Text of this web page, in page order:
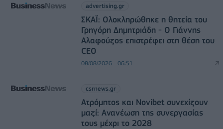
advertising.gr
ΣΚΑΪ: Ολοκληρώθηκε η θητεία του
Γρηγόρη Δημητριάδη - Ο Γιάννης
Αλαφούζος επιστρέφει στη θέση του
CEO
08/08/2026 - 06:51
csrnews.gr
Ατρόμητος και Novibet συνεχίζουν
μαζί: Ανανέωση της συνεργασίας
τους μέχρι το 2028